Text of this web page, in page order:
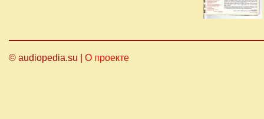
© audiopedia.su | О проекте